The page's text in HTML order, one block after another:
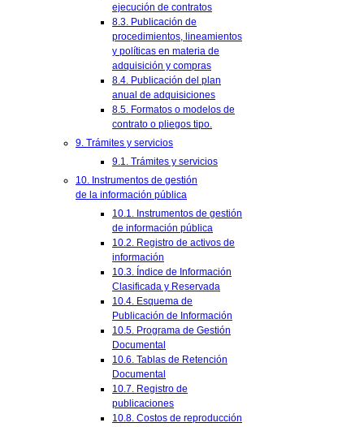
ejecución de contratos
8.3. Publicación de
procedimientos, lineamientos
y políticas en materia de
adquisición y compras
8.4. Publicación del plan
anual de adquisiciones
8.5. Formatos o modelos de
contrato o pliegos tipo.
9. Trámites y servicios
9.1. Trámites y servicios
10. Instrumentos de gestión
de la información pública
10.1. Instrumentos de gestión
de información pública
10.2. Registro de activos de
información
10.3. Índice de Información
Clasificada y Reservada
10.4. Esquema de
Publicación de Información
10.5. Programa de Gestión
Documental
10.6. Tablas de Retención
Documental
10.7. Registro de
publicaciones
10.8. Costos de reproducción